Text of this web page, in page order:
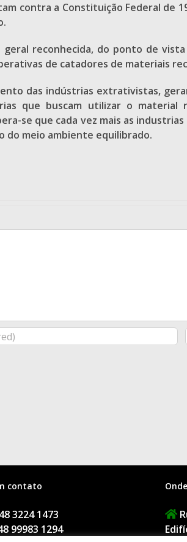
contra a Constituição Federal de
reconhecida, do ponto de
de catadores de materiais
das indústrias extrativistas,
que buscam utilizar o material
se que cada vez mais as
do meio ambiente equilibrado.
contato
3224 1473
99983 1294